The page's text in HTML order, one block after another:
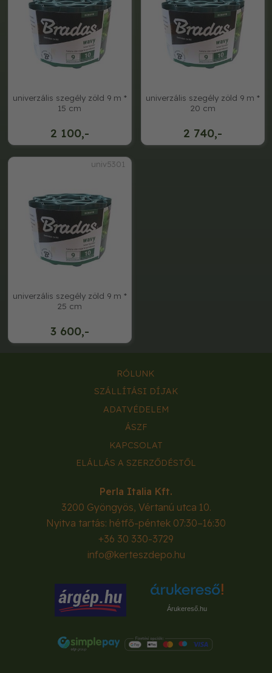
2 100,-
univerzális szegély zöld 9 m *
15 cm
2 740,-
univerzális szegély zöld 9 m *
20 cm
univ5301
3 600,-
univerzális szegély zöld 9 m *
25 cm
RÓLUNK
SZÁLLÍTÁSI DÍJAK
ADATVÉDELEM
ÁSZF
KAPCSOLAT
ELÁLLÁS A SZERZŐDÉSTŐL
Perla Italia Kft.
3200 Gyöngyös, Vértanú utca 10.
Nyitva tartás: hétfő-péntek 07:30–16:30
+36 30 330-3729
info@kerteszdepo.hu
Árukereső.hu